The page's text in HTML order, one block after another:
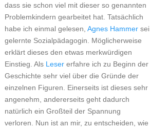
dass sie schon viel mit dieser so genannten
Problemkindern gearbeitet hat. Tatsächlich
habe ich einmal gelesen, Agnes Hammersei
gelernte Sozialpädagogin. Möglicherweise
erklärt dieses den etwas merkwürdigen
Einstieg. Als Lesererfahre ich zu Beginn der
Geschichte sehr viel über die Gründe der
einzelnen Figuren. Einerseits ist dieses sehr
angenehm, andererseits geht dadurch
natürlich ein Großteil der Spannung
verloren. Nun ist an mir, zu entscheiden, wie